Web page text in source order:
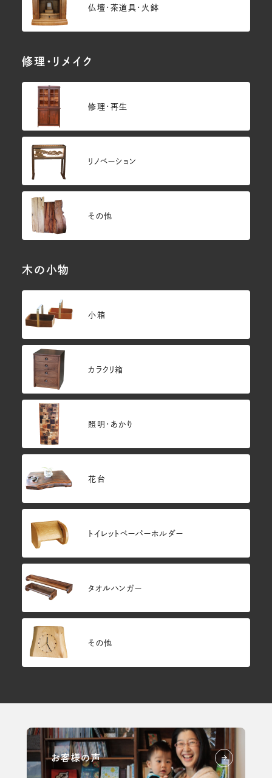
仏壇･茶道具・火鉢
修理・リメイク
修理・再生
リノベーション
その他
木の小物
小箱
カラクリ箱
照明・あかり
花台
トイレットペーパーホルダー
タオルハンガー
その他
お客様の声